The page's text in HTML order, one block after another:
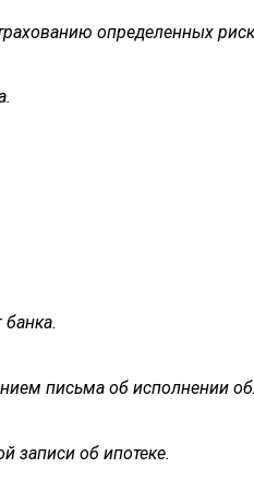
определенных
письма об исполнении
записи об ипотеке.